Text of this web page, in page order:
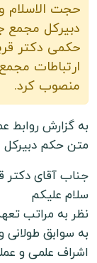
حجت الاسلام
دبیرکل مجمع
حکمی دکتر
ارتباطات
منصوب کرد.
به گزارش روابط
متن حکم
جناب آقای دکتر
سلام علیکم
نظر به مراتب
به سوابق طولانی
اشراف علمی و